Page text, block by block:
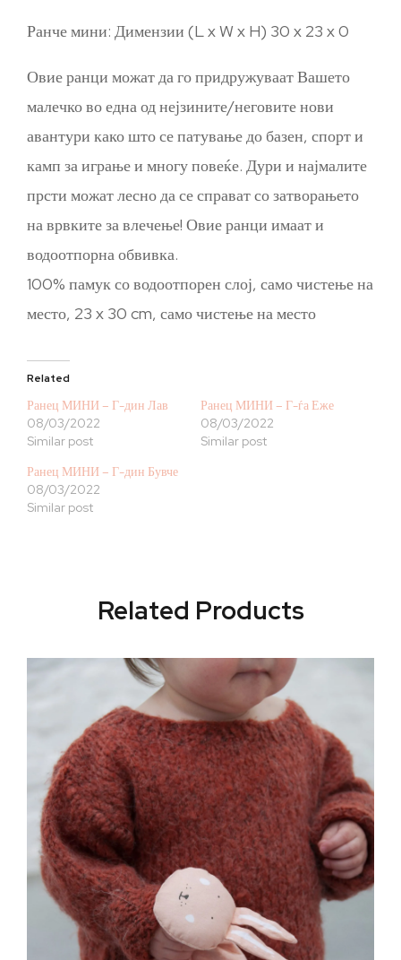
Ранче мини: Димензии (L x W x H) 30 x 23 x 0
Овие ранци можат да го придружуваат Вашето
малечко во една од нејзините/неговите нови
авантури како што се патување до базен, спорт и
камп за играње и многу повеќе. Дури и најмалите
прсти можат лесно да се справат со затворањето
на врвките за влечење! Овие ранци имаат и
водоотпорна обвивка.
100% памук со водоотпорен слој, само чистење на
место, 23 x 30 cm, само чистење на место
Related
Ранец МИНИ – Г-дин Лав
08/03/2022
Similar post
Ранец МИНИ – Г-ѓа Еже
08/03/2022
Similar post
Ранец МИНИ – Г-дин Бувче
08/03/2022
Similar post
Related Products